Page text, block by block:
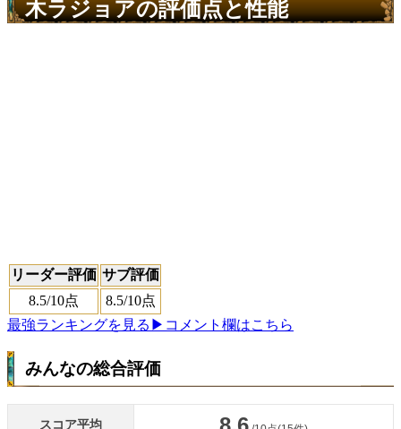
木ラジョアの評価点と性能
リーダー評価 サブ評価
8.5/10点 8.5/10点
最強ランキングを見る ▶コメント欄はこちら
みんなの総合評価